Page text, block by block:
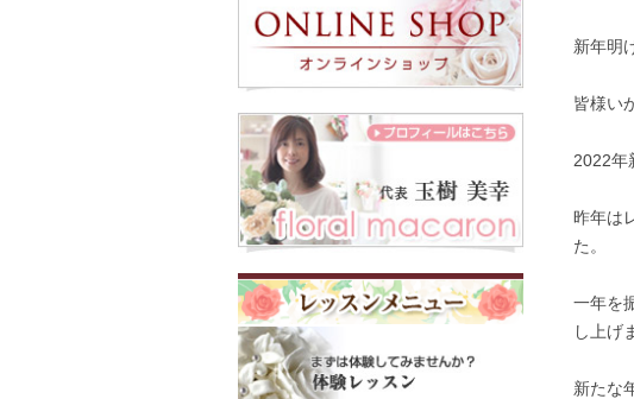
新年明
皆様い
2022年
昨年は
た。
一年を
し上げ
新たな